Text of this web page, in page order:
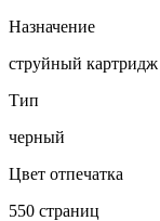
Назначение
струйный картридж
Тип
черный
Цвет отпечатка
550 страниц